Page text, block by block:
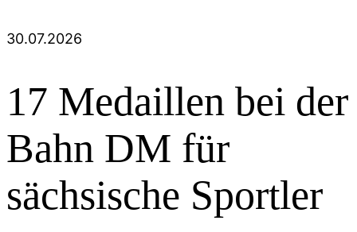
30.07.2026
17 Medaillen bei der
Bahn DM für
sächsische Sportler